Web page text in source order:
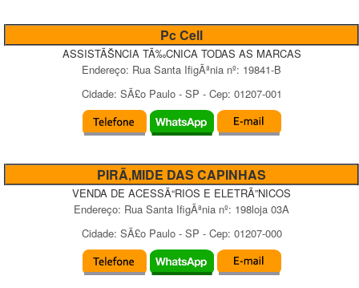
Pc Cell
ASSISTÃŠNCIA TÃ‰CNICA TODAS AS MARCAS
Endereço: Rua Santa IfigÃªnia nº: 19841-B
Cidade: SÃ£o Paulo- SP - Cep: 01207-001
PIRÃ‚MIDE DAS CAPINHAS
VENDA DE ACESSÃ“RIOS E ELETRÃ”NICOS
Endereço: Rua Santa IfigÃªnia nº: 198loja 03A
Cidade: SÃ£o Paulo- SP - Cep: 01207-000